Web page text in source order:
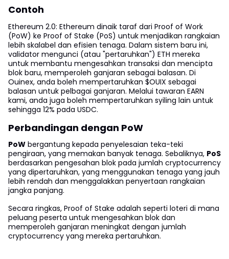
Contoh
Ethereum 2.0: Ethereum dinaik taraf dari Proof of Work
(PoW) ke Proof of Stake (PoS) untuk menjadikan rangkaian
lebih skalabel dan efisien tenaga. Dalam sistem baru ini,
validator mengunci (atau "pertaruhkan") ETH mereka
untuk membantu mengesahkan transaksi dan mencipta
blok baru, memperoleh ganjaran sebagai balasan. Di
Ouinex, anda boleh mempertaruhkan $OUIX sebagai
balasan untuk pelbagai ganjaran. Melalui tawaran EARN
kami, anda juga boleh mempertaruhkan syiling lain untuk
sehingga 12% pada USDC.
Perbandingan dengan PoW
PoW bergantung kepada penyelesaian teka-teki
pengiraan, yang memakan banyak tenaga. Sebaliknya, PoS
berdasarkan pengesahan blok pada jumlah cryptocurrency
yang dipertaruhkan, yang menggunakan tenaga yang jauh
lebih rendah dan menggalakkan penyertaan rangkaian
jangka panjang.
Secara ringkas, Proof of Stake adalah seperti loteri di mana
peluang peserta untuk mengesahkan blok dan
memperoleh ganjaran meningkat dengan jumlah
cryptocurrency yang mereka pertaruhkan.